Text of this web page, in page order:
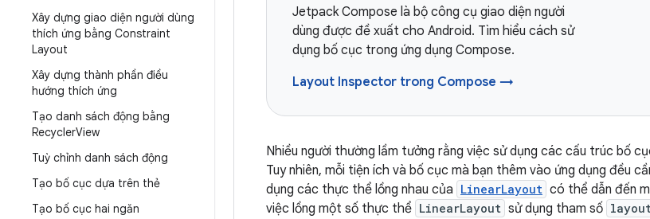
Xây dựng giao diện người dùng
thích ứng bằng Constraint
Layout
Xây dựng thành phần điều
hướng thích ứng
Tạo danh sách động bằng
RecyclerView
Tuỳ chỉnh danh sách động
Tạo bố cục dựa trên thẻ
Tạo bố cục hai ngăn
Jetpack Compose là bộ công cụ giao diện người
dùng được đề xuất cho Android. Tìm hiểu cách sử
dụng bố cục trong ứng dụng Compose.
Layout Inspector trong Compose →
Nhiều người thường lầm tưởng rằng việc sử dụng các cấu trúc bố
Tuy nhiên, mỗi tiện ích và bố cục mà bạn thêm vào ứng dụng đều
dụng các thực thể lồng nhau của LinearLayout có thể dẫn đến
việc lồng một số thực thể LinearLayout sử dụng tham số